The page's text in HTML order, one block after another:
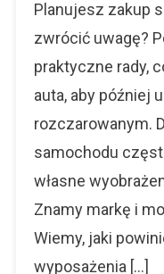
Planujesz zakup
zwrócić uwagę?
praktyczne rady,
auta, aby później
rozczarowanym.
samochodu
własne
Znamy markę i
Wiemy, jaki
wyposażenia […]